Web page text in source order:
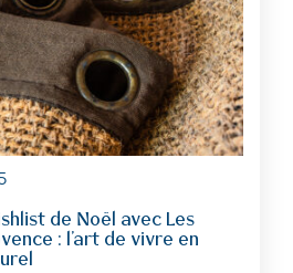
de Noël avec Les
: l’art de vivre en